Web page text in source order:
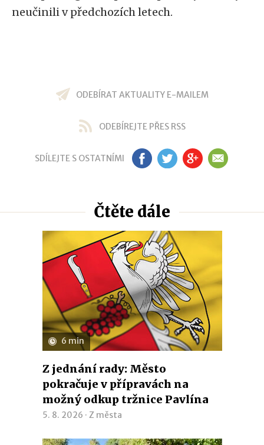
neučinili v předchozích letech.
ODEBÍRAT AKTUALITY E-MAILEM
ODEBÍREJTE PŘES RSS
SDÍLEJTE S OSTATNÍMI FB TW GP EM
Čtěte dále
6 min
Z jednání rady: Město
pokračuje v přípravách na
možný odkup tržnice Pavlína
5. 8. 2026 · Z města